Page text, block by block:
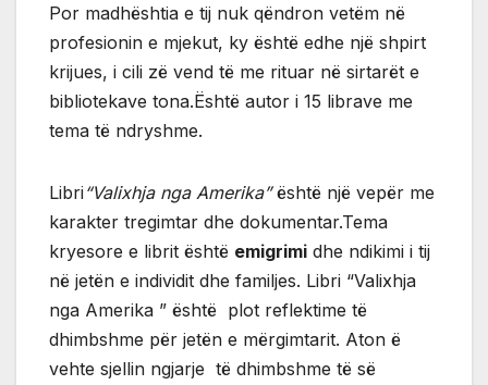
Por madhështia e tij nuk qëndron vetëm në
profesionin e mjekut, ky është edhe një shpirt
krijues, i cili zë vend të me rituar në sirtarët e
bibliotekave tona.Është autor i 15 librave me
tema të ndryshme.
Libri“Valixhja nga Amerika”është një vepër me
karakter tregimtar dhe dokumentar.Tema
kryesore e librit është emigrimi dhe ndikimi i tij
në jetën e individit dhe familjes. Libri “Valixhja
nga Amerika ” është plot reflektime të
dhimbshme për jetën e mërgimtarit. Aton ë
vehte sjellin ngjarje të dhimbshme të së